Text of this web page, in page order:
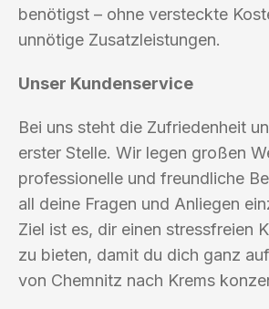
benötigst – ohne versteckte
unnötige Zusatzleistungen.
Unser Kundenservice
Bei uns steht die Zufriedenheit
erster Stelle. Wir legen großen
professionelle und freundliche
all deine Fragen und Anliegen
Ziel ist es, dir einen stressfreien
zu bieten, damit du dich ganz
von Chemnitz nach Krems